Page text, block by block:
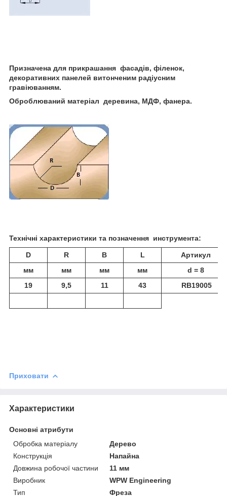
Призначена для прикрашання фасадів, філенок,
декоративних панелей витонченим радіусним
гравіюванням.
Оброблюваний матеріал деревина, МДФ, фанера.
Технічні характеристики та позначення инструмента:
D R B L
Артикул
мм
мм мм мм
d = 8
19
9,5 11 43 RB19005
Приховати
Характеристики
Основні атрибути
Обробка матеріалу
Дерево
Конструкція
Напайна
Довжина робочої частини
11 мм
Виробник
WPW Engineering
Тип
Фреза